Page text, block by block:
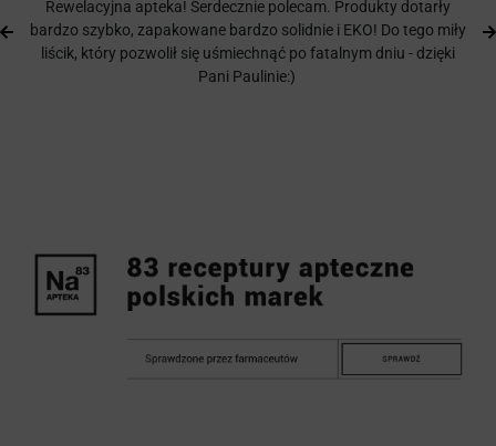
Rewelacyjna apteka! Serdecznie polecam. Produkty dotarły
bardzo szybko, zapakowane bardzo solidnie i EKO! Do tego miły
liścik, który pozwolił się uśmiechnąć po fatalnym dniu - dzięki
Pani Paulinie:)